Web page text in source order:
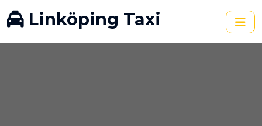
Linköping Taxi